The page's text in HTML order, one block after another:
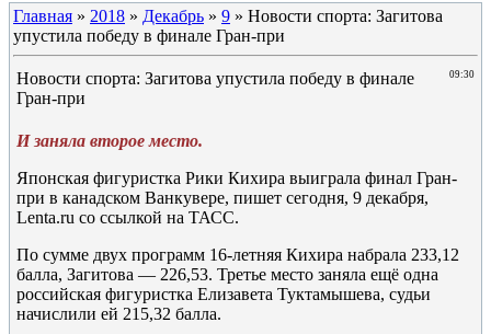
Главная » 2018 » Декабрь » 9 » Новости спорта: Загитова
упустила победу в финале Гран-при
09:30
Новости спорта: Загитова упустила победу в финале
Гран-при
И заняла второе место.
Японская фигуристка Рики Кихира выиграла финал Гран-
при в канадском Ванкувере, пишет сегодня, 9 декабря,
Lenta.ru со ссылкой на ТАСС.
По сумме двух программ 16-летняя Кихира набрала 233,12
балла, Загитова — 226,53. Третье место заняла ещё одна
российская фигуристка Елизавета Туктамышева, судьи
начислили ей 215,32 балла.